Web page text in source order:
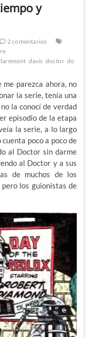
y
2 comentarios
davis doctor do
parezca ahora, no
la serie, tenía una
la conocí de verdad
episodio de la etapa
la serie, a lo largo
poco a poco de
al Doctor sin darme
al Doctor y a sus
de muchos de los
los guionistas de